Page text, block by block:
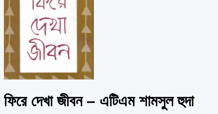
ফিরে দেখা জীবন – এটিএম শামসুল হুদা